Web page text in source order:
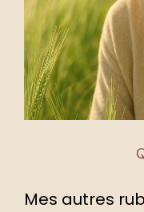
Mes autres